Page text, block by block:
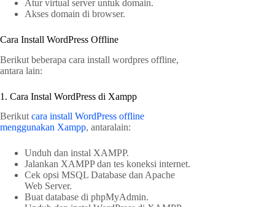
Atur virtual server untuk domain.
Akses domain di browser.
Cara Install WordPress Offline
Berikut beberapa cara install wordpres offline,
antara lain:
1. Cara Instal WordPress di Xampp
Berikutcara install WordPress offline
menggunakan Xampp, antaralain:
Unduh dan instal XAMPP.
Jalankan XAMPP dan tes koneksi internet.
Cek opsi MSQL Database dan Apache
Web Server.
Buat database di phpMyAdmin.